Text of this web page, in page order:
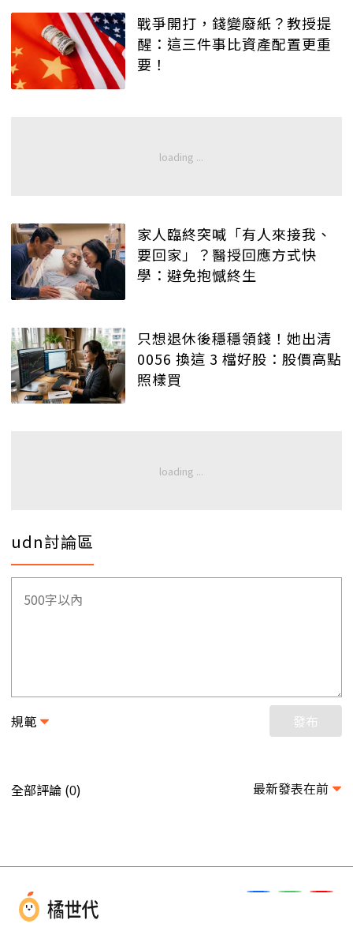
戰爭開打，錢變廢紙？教授提
醒：這三件事比資產配置更重
要！
家人臨終突喊「有人來接我、
要回家」？醫授回應方式快
學：避免抱憾終生
只想退休後穩穩領錢！她出清
0056 換這 3 檔好股：股價高點
照樣買
udn討論區
規範 發布
全部評論 (0) 最新發表在前